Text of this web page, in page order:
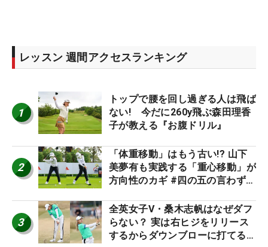
レッスン 週間アクセスランキング
1
トップで腰を回し過ぎる人は飛ば
ない! 今だに260y飛ぶ森田理香
子が教える『お腹ドリル』
2
「体重移動」はもう古い!? 山下
美夢有も実践する「重心移動」が
方向性のカギ #四の五の言わず振
3
全英女子V・桑木志帆はなぜダフ
らない？ 実は右ヒジをリリース
するからダウンブローに打てる #